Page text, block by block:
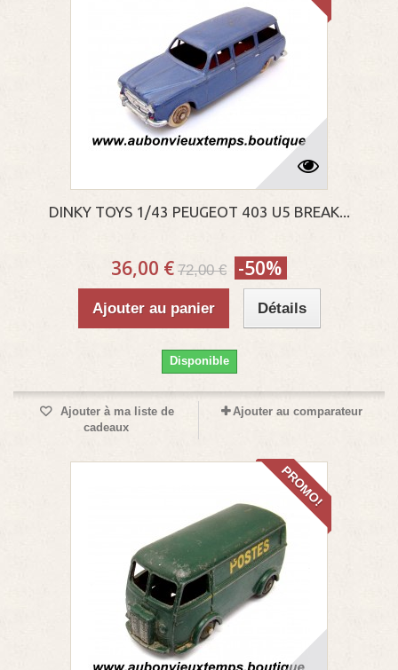
DINKY TOYS 1/43 PEUGEOT 403 U5 BREAK...
36,00 € 72,00 € -50%
Ajouter au panier Détails
Disponible
Ajouter à ma liste de
cadeaux
Ajouter au comparateur
PROMO!